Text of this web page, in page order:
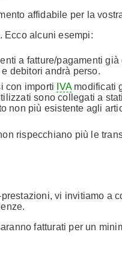
affidabile per la
Ecco alcuni esempi:
a fatture/pagamenti già
debitori andrà perso.
con importi IVAmodificati
sono collegati a
non più esistente agli
rispecchiano più le
vi invitiamo a
fatturati per un